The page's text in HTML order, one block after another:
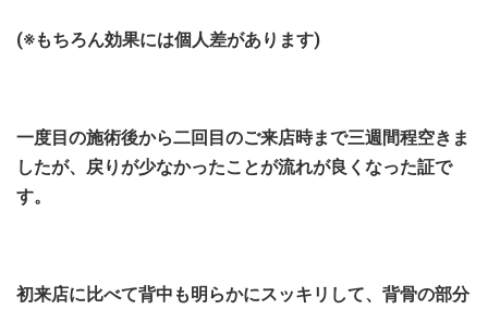
(※もちろん効果には個人差があります)
一度目の施術後から二回目のご来店時まで三週間程空きま
したが、戻りが少なかったことが流れが良くなった証で
す。
初来店に比べて背中も明らかにスッキリして、背骨の部分